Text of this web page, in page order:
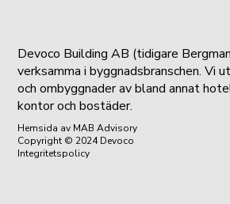
Devoco Building AB (tidigare
verksamma i byggnadsbranschen. Vi
och ombyggnader av bland annat
kontor och bostäder.
Hemsida av MAB Advisory
Copyright © 2024 Devoco
Integritetspolicy